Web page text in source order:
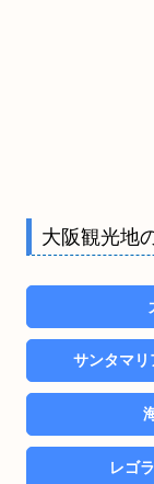
大阪観光地
サンタマリ
レゴ